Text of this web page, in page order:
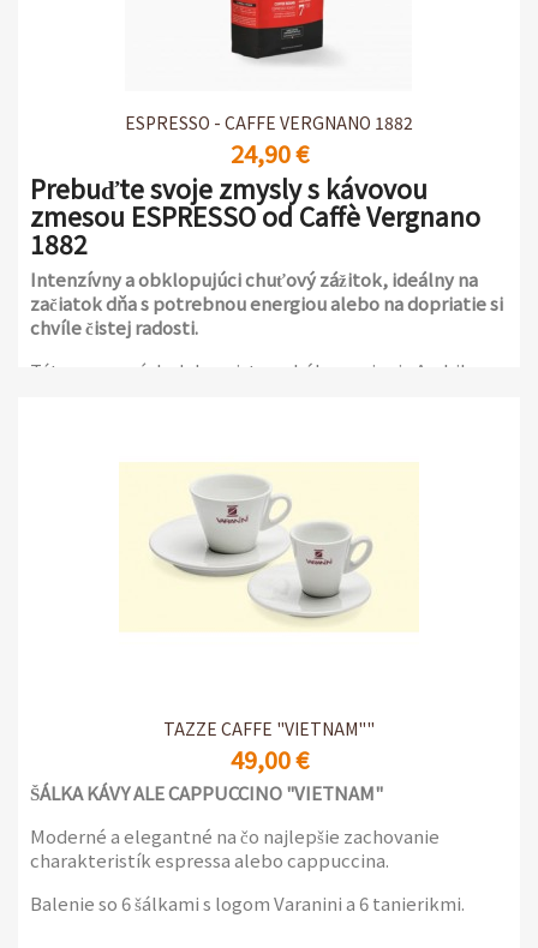
ESPRESSO - CAFFE VERGNANO 1882
24,90 €
Prebuďte svoje zmysly s kávovou
zmesou ESPRESSO od Caffè Vergnano
1882
Intenzívny a obklopujúci chuťový zážitok, ideálny na
začiatok dňa s potrebnou energiou alebo na dopriatie si
chvíle čistej radosti.
Táto zmes, výsledok majstrovského spojenia Arabiky a
Balenie 1 kg
TAZZE CAFFE "VIETNAM""
49,00 €
ŠÁLKA KÁVY ALE CAPPUCCINO "VIETNAM"
Moderné a elegantné na čo najlepšie zachovanie
charakteristík espressa alebo cappuccina.
Balenie so 6 šálkami s logom Varanini a 6 tanierikmi.